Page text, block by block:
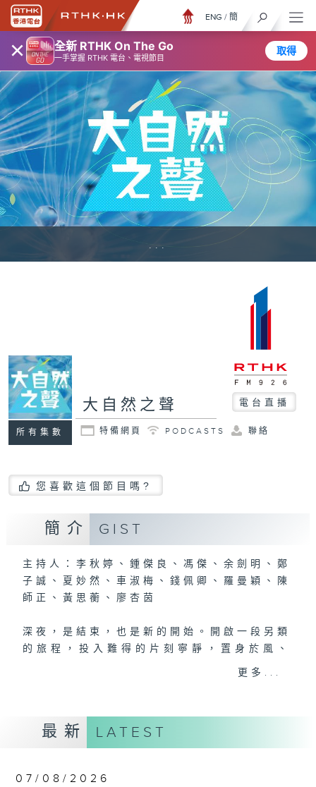
× 全新 RTHK On The Go
一手掌握 RTHK 電台、電視節目
取得
ENG / 簡
...
所有集數
大自然之聲 電台直播
特備網頁 PODCASTS 聯絡
您喜歡這個節目嗎?
簡介 GIST
主持人：李秋婷、鍾傑良、馮傑、余劍明、鄭
子誠、夏妙然、車淑梅、錢佩卿、羅曼穎、陳
師正、黃思蘅、廖杏茵
深夜，是結束，也是新的開始。開啟一段另類
的旅程，投入難得的片刻寧靜，置身於風、
星期一至六03:30至05:00
#香港電台文教組
更多...
最新 LATEST
07/08/2026